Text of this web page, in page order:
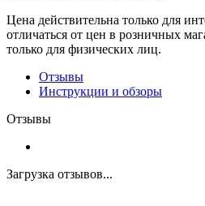
Цена действительна только для
отличаться от цен в розничных
только для физических лиц.
Отзывы
Инструкции и обзоры
Отзывы
Загрузка отзывов...